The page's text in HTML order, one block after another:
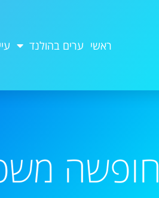
ראשי ערים בהולנד
חופשה משפחתית 3